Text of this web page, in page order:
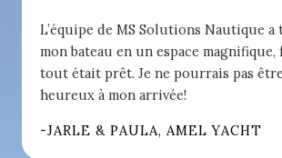
L’équipe de MS Solutions Nautique a
mon bateau en un espace
tout était prêt. Je ne pourrais pas
heureux à mon arrivée!
-JARLE & PAULA, AMEL YACHT